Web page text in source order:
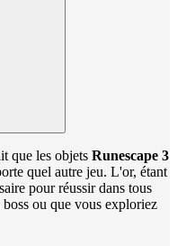
que les objets Runescape 3
quel autre jeu. L'or, étant
pour réussir dans tous
ou que vous exploriez